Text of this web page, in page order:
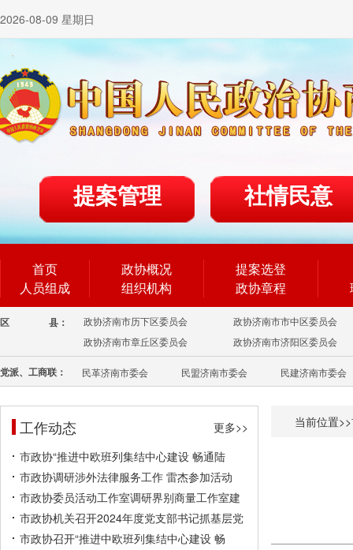
2026-08-09 星期日
提案管理 社情民意
首页
人员组成
政协概况
组织机构
提案选登
政协章程
区 县： 政协济南市历下区委员会
政协济南市市中区委员会
政协济南市章丘区委员会
政协济南市济阳区委员会
党派、工商联： 民革济南市委会 民盟济南市委会 民建济南市委会
工作动态
更多>>
市政协“推进中欧班列集结中心建设 畅通陆
市政协调研涉外法律服务工作 雷杰参加活动
市政协委员活动工作室调研界别商量工作室建
市政协机关召开2024年度党支部书记抓基层党
市政协召开“推进中欧班列集结中心建设 畅
当前位置>>